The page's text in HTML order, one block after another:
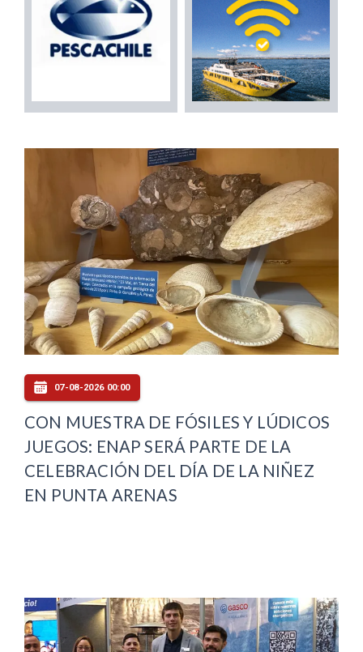
07-08-2026 00:00
CON MUESTRA DE FÓSILES Y LÚDICOS
JUEGOS: ENAP SERÁ PARTE DE LA
CELEBRACIÓN DEL DÍA DE LA NIÑEZ
EN PUNTA ARENAS